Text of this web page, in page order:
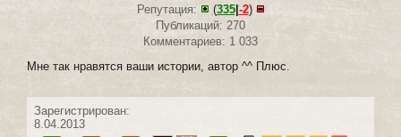
Репутация:
(335| -2)
Публикаций: 270
Комментариев: 1 033
Мне так нравятся ваши истории, автор ^^ Плюс.
Зарегистрирован:
8.04.2013